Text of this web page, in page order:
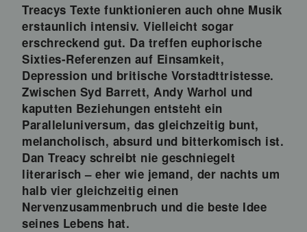
Treacys Texte funktionieren auch ohne Musik
erstaunlich intensiv. Vielleicht sogar
erschreckend gut. Da treffen euphorische
Sixties-Referenzen auf Einsamkeit,
Depression und britische Vorstadttristesse.
Zwischen Syd Barrett, Andy Warhol und
kaputten Beziehungen entsteht ein
Paralleluniversum, das gleichzeitig bunt,
melancholisch, absurd und bitterkomisch ist.
Dan Treacy schreibt nie geschniegelt
literarisch – eher wie jemand, der nachts um
halb vier gleichzeitig einen
Nervenzusammenbruch und die beste Idee
seines Lebens hat.